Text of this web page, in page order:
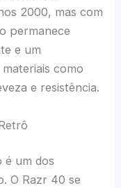
2000, mas com
permanece
e um
como
e resistência.
é um dos
O Razr 40 se